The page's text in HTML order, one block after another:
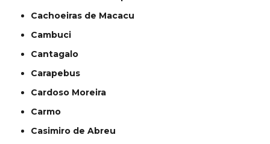
Cachoeiras de Macacu
Cambuci
Cantagalo
Carapebus
Cardoso Moreira
Carmo
Casimiro de Abreu